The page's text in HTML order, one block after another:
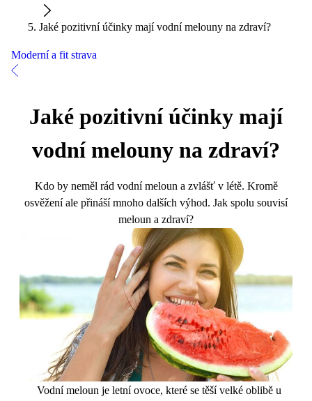
Jaké pozitivní účinky mají vodní melouny na zdraví?
Moderní a fit strava
Jaké pozitivní účinky mají
vodní melouny na zdraví?
Kdo by neměl rád vodní meloun a zvlášť v létě. Kromě
osvěžení ale přináší mnoho dalších výhod. Jak spolu souvisí
meloun a zdraví?
Vodní meloun je letní ovoce, které se těší velké oblibě u